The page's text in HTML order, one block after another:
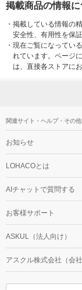
掲載商品の情報に
・ 掲載している情報の
安全性、有用性を保
・ 現在ご覧になってい
れています。ページ
は、直接各ストアに
関連サイト・ヘルプ・その他
お知らせ
LOHACOとは
AIチャットで質問する
お客様サポート
ASKUL（法人向け）
アスクル株式会社（会社